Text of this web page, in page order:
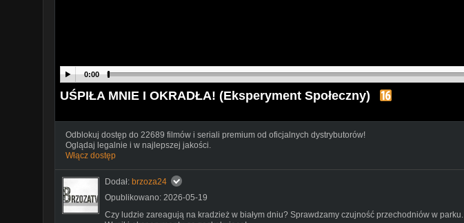
0:00
UŚPIŁA MNIE I OKRADŁA! (Eksperyment Społeczny)
Odblokuj dostęp do 22689 filmów i seriali premium od oficjalnych dystrybutorów!
Oglądaj legalnie i w najlepszej jakości.
Włącz dostęp
Dodał: brzoza24
Opublikowano: 2026-05-19
Czy ludzie zareagują na kradzież w białym dniu? Sprawdzamy czujność przechodniów w parku.